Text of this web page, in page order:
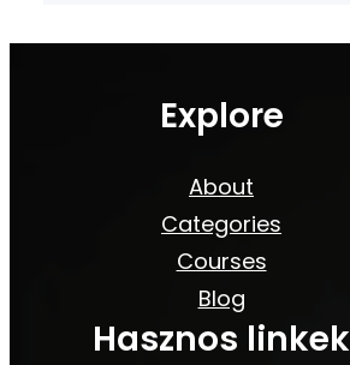
Explore
About
Categories
Courses
Blog
Hasznos linkek